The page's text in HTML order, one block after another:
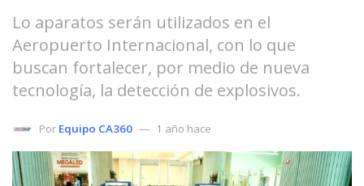
Lo aparatos serán utilizados en el
Aeropuerto Internacional, con lo que
buscan fortalecer, por medio de nueva
tecnología, la detección de explosivos.
Por Equipo CA360 1 año hace